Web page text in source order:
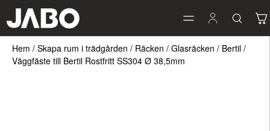
Hem / Skapa rum i trädgården / Räcken / Glasräcken / Bertil /
Väggfäste till Bertil Rostfritt SS304 Ø 38,5mm